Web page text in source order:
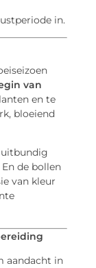
in.
van
en te
bloeiend
de bollen
van kleur
aandacht in